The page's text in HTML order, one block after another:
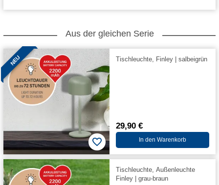
Aus der gleichen Serie
NEU Tischleuchte, Finley | salbeigrün
29,90 €
In den Warenkorb
Tischleuchte, Außenleuchte
Finley | grau-braun